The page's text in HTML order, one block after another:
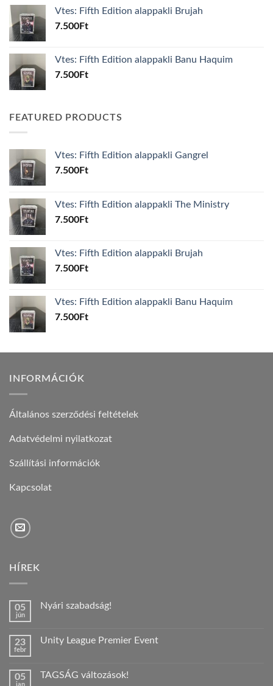
Vtes: Fifth Edition alappakli Brujah
7.500Ft
Vtes: Fifth Edition alappakli Banu Haquim
7.500Ft
FEATURED PRODUCTS
Vtes: Fifth Edition alappakli Gangrel
7.500Ft
Vtes: Fifth Edition alappakli The Ministry
7.500Ft
Vtes: Fifth Edition alappakli Brujah
7.500Ft
Vtes: Fifth Edition alappakli Banu Haquim
7.500Ft
INFORMÁCIÓK
Általános szerződési feltételek
Adatvédelmi nyilatkozat
Szállítási információk
Kapcsolat
HÍREK
05
jún
Nyári szabadság!
Nyári
23
febr
Unity League Premier Event
Unity
05
jan
TAGSÁG változások!